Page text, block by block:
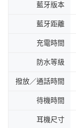
藍牙版本
藍牙距離
充電時間
防水等級
撥放／通話時間
待機時間
耳機尺寸